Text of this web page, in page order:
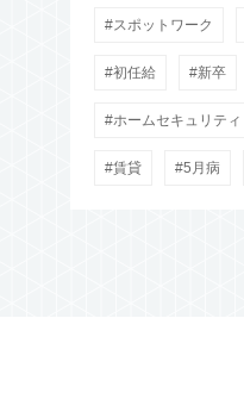
スポットワーク
初任給 新卒
ホームセキュリティ
賃貸 5月病